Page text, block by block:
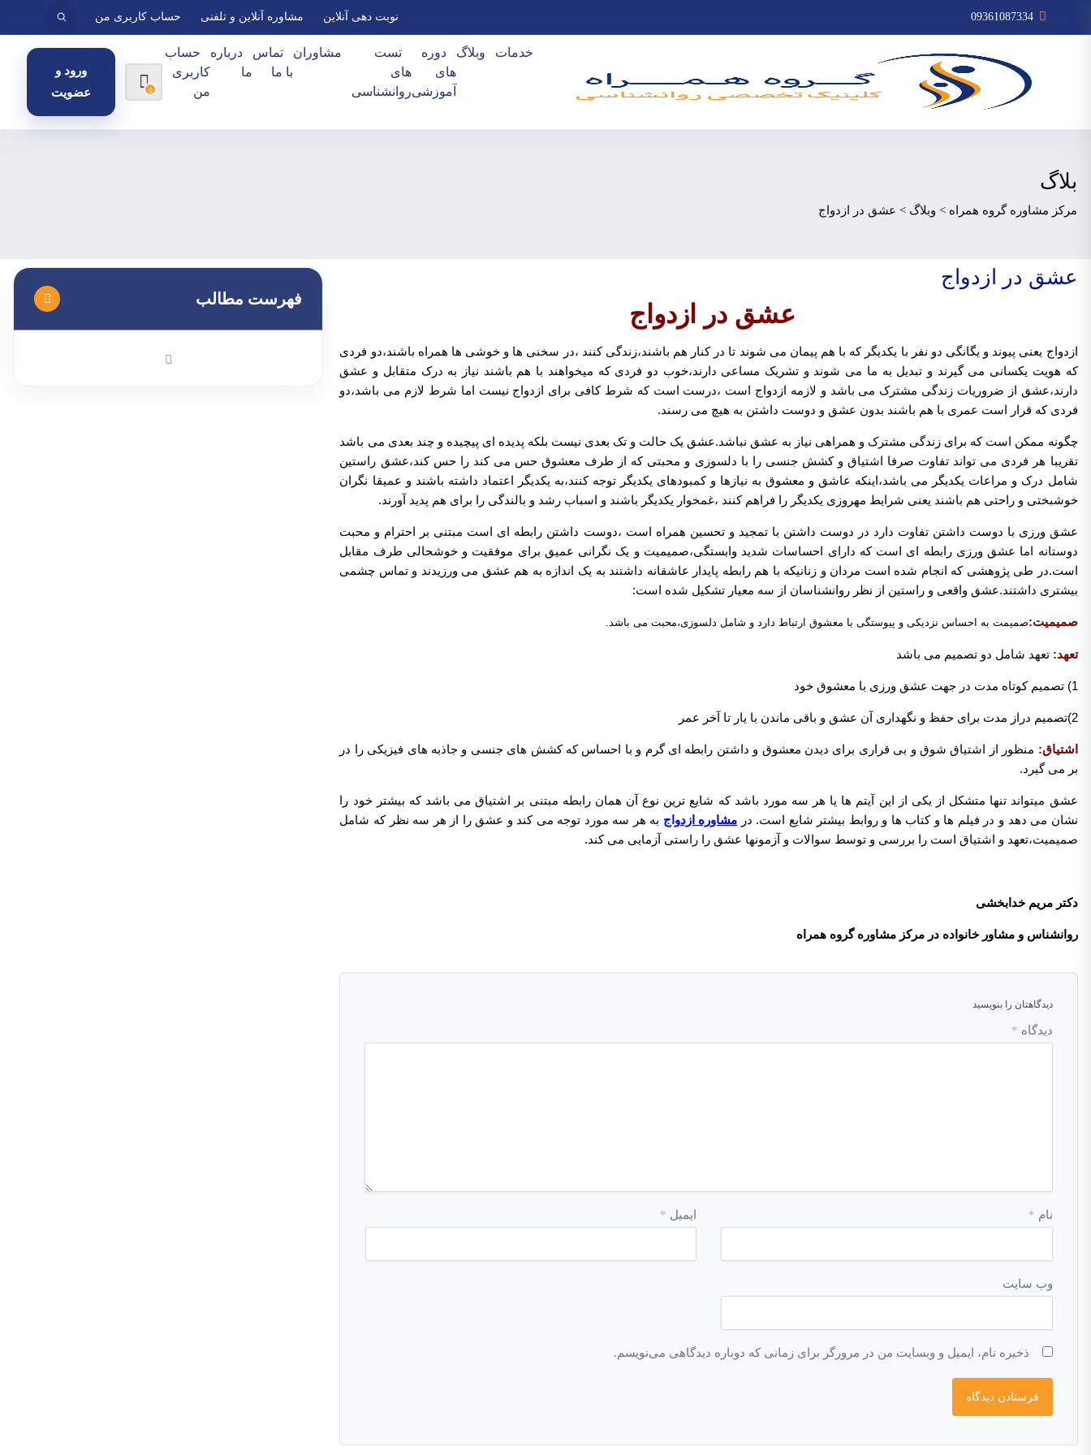
09361087334 نوبت دهی آنلاین مشاوره آنلاین و تلفنی حساب کاربری من
خدمات وبلاگ
دوره
های
آموزشی
تست
های
روانشناسی
مشاوران
تماس
با ما
درباره
ما
حساب
کاربری
من
0
ورود و
عضویت
بلاگ
مرکز مشاوره گروه همراه > وبلاگ > عشق در ازدواج
عشق در ازدواج
عشق در ازدواج
ازدواج یعنی پیوند و یگانگی دو نفر با یکدیگر که با هم پیمان می شوند تا در کنار هم باشند،زندگی کنند ،در سخنی ها و خوشی ها همراه باشند،دو فردی
که هویت یکسانی می گیرند و تبدیل به ما می شوند و تشریک مساعی دارند،خوب دو فردی که میخواهند با هم باشند نیاز به درک متقابل و عشق
دارند،عشق از ضروریات زندگی مشترک می باشد و لازمه ازدواج است ،درست است که شرط کافی برای ازدواج نیست اما شرط لازم می باشد،دو
فردی که قرار است عمری با هم باشند بدون عشق و دوست داشتن به هیچ می رسند.
چگونه ممکن است که برای زندگی مشترک و همراهی نیاز به عشق نباشد.عشق یک حالت و تک بعدی نیست بلکه پدیده ای پیچیده و چند بعدی می باشد
تقریبا هر فردی می تواند تفاوت صرفا اشتیاق و کشش جنسی را با دلسوزی و محبتی که از طرف معشوق حس می کند را حس کند،عشق راستین
شامل درک و مراعات یکدیگر می باشد،اینکه عاشق و معشوق به نیازها و کمبودهای یکدیگر توجه کنند،به یکدیگر اعتماد داشته باشند و عمیقا نگران
خوشبختی و راحتی هم باشند یعنی شرایط مهروزی یکدیگر را فراهم کنند ،غمخوار یکدیگر باشند و اسباب رشد و بالندگی را برای هم پدید آورند.
عشق ورزی با دوست داشتن تفاوت دارد در دوست داشتن با تمجید و تحسین همراه است ،دوست داشتن رابطه ای است مبتنی بر احترام و محبت
دوستانه اما عشق ورزی رابطه ای است که دارای احساسات شدید وابستگی،صمیمیت و یک نگرانی عمیق برای موفقیت و خوشحالی طرف مقابل
است.در طی پژوهشی که انجام شده است مردان و زنانیکه با هم رابطه پایدار عاشقانه داشتند به یک اندازه به هم عشق می ورزیدند و تماس چشمی
بیشتری داشتند.عشق واقعی و راستین از نظر روانشناسان از سه معیار تشکیل شده است:
صمیمیت:صمیمت به احساس نزدیکی و پیوستگی با معشوق ارتباط دارد و شامل دلسوزی،محبت می باشد.
تعهد: تعهد شامل دو تصمیم می باشد
1) تصمیم کوتاه مدت در جهت عشق ورزی با معشوق خود
2)تصمیم دراز مدت برای حفظ و نگهداری آن عشق و باقی ماندن با یار تا آخر عمر
اشتیاق: منظور از اشتیاق شوق و بی قراری برای دیدن معشوق و داشتن رابطه ای گرم و با احساس که کشش های جنسی و جاذبه های فیزیکی را در
بر می گیرد.
عشق میتواند تنها متشکل از یکی از این آیتم ها یا هر سه مورد باشد که شایع ترین نوع آن همان رابطه مبتنی بر اشتیاق می باشد که بیشتر خود را
نشان می دهد و در فیلم ها و کتاب ها و روابط بیشتر شایع است. در مشاوره ازدواج به هر سه مورد توجه می کند و عشق را از هر سه نظر که شامل
صمیمیت،تعهد و اشتیاق است را بررسی و توسط سوالات و آزمونها عشق را راستی آزمایی می کند.
دکتر مریم خدابخشی
روانشناس و مشاور خانواده در مرکز مشاوره گروه همراه
دیدگاهتان را بنویسید
دیدگاه *
نام * ایمیل *
وب‌ سایت
ذخیره نام، ایمیل و وبسایت من در مرورگر برای زمانی که دوباره دیدگاهی می‌نویسم.
فهرست مطالب